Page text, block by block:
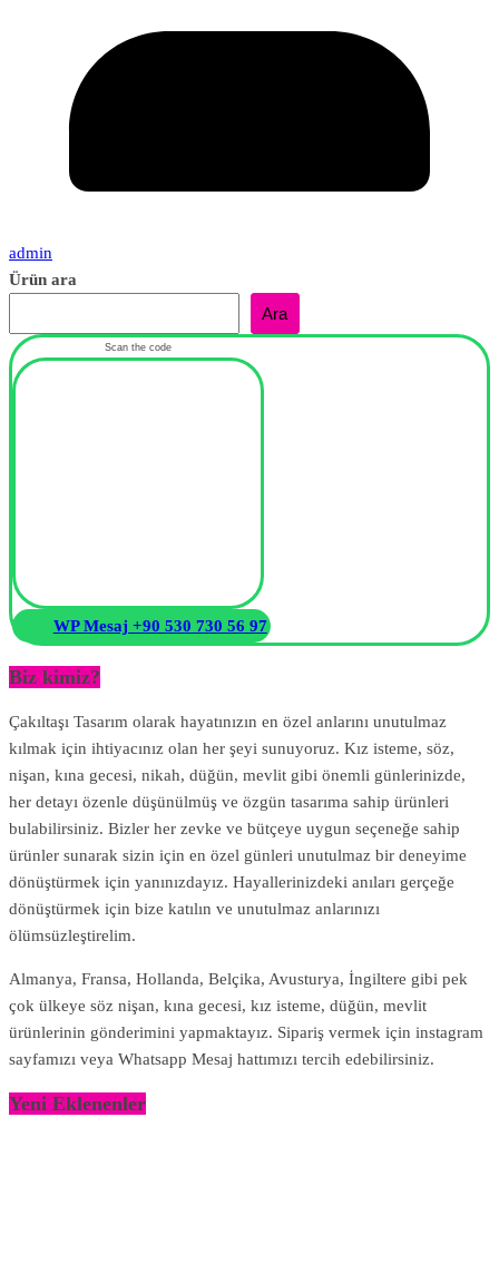
admin
Ürün ara
Ara
Scan the code
WP Mesaj +90 530 730 56 97
Biz kimiz?
Çakıltaşı Tasarım olarak hayatınızın en özel anlarını unutulmaz
kılmak için ihtiyacınız olan her şeyi sunuyoruz. Kız isteme, söz,
nişan, kına gecesi, nikah, düğün, mevlit gibi önemli günlerinizde,
her detayı özenle düşünülmüş ve özgün tasarıma sahip ürünleri
bulabilirsiniz. Bizler her zevke ve bütçeye uygun seçeneğe sahip
ürünler sunarak sizin için en özel günleri unutulmaz bir deneyime
dönüştürmek için yanınızdayız. Hayallerinizdeki anıları gerçeğe
dönüştürmek için bize katılın ve unutulmaz anlarınızı
ölümsüzleştirelim.
Almanya, Fransa, Hollanda, Belçika, Avusturya, İngiltere gibi pek
çok ülkeye söz nişan, kına gecesi, kız isteme, düğün, mevlit
ürünlerinin gönderimini yapmaktayız. Sipariş vermek için instagram
sayfamızı veya Whatsapp Mesaj hattımızı tercih edebilirsiniz.
Yeni Eklenenler